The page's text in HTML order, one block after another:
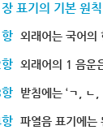
표기의 기본 원칙
외래어는 국어의
외래어의 1 음운
받침에는 ‘ㄱ, ㄴ
파열음 표기에는